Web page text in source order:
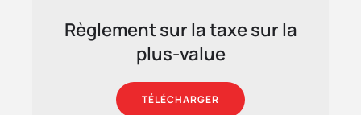
Règlement sur la taxe sur la
plus-value
TÉLÉCHARGER